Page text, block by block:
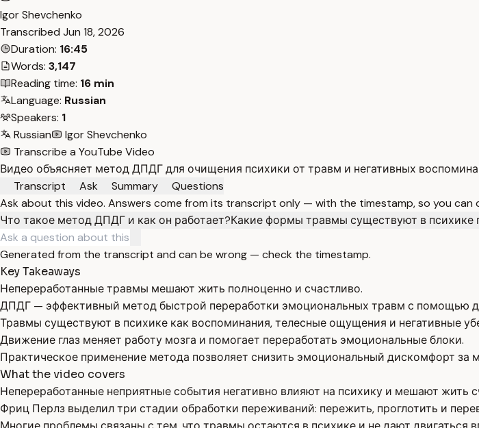
Igor Shevchenko
Transcribed Jun 18, 2026
Duration: 16:45
Words: 3,147
Reading time: 16 min
Language: Russian
Speakers: 1
Russian
Igor Shevchenko
Transcribe a YouTube Video
Видео объясняет метод ДПДГ для очищения психики от травм и негативных
Transcript
Ask Summary
Questions
Ask about this video. Answers come from its transcript only — with the timestamp, so you can
Что такое метод ДПДГ и как он работает?Какие формы травмы существуют в
Generated from the transcript and can be wrong — check the timestamp.
Key Takeaways
Непереработанные травмы мешают жить полноценно и счастливо.
ДПДГ — эффективный метод быстрой переработки эмоциональных травм с помощью
Травмы существуют в психике как воспоминания, телесные ощущения и негативные
Движение глаз меняет работу мозга и помогает переработать эмоциональные блоки.
Практическое применение метода позволяет снизить эмоциональный дискомфорт за
What the video covers
Непереработанные неприятные события негативно влияют на психику и мешают жить
Фриц Перлз выделил три стадии обработки переживаний: пережить, проглотить и